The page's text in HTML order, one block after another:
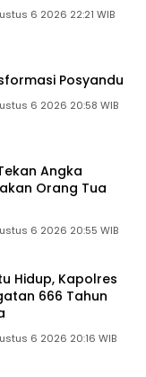
6 2026 22:21 WIB
Posyandu
6 2026 20:58 WIB
Angka
Orang Tua
6 2026 20:55 WIB
Hidup, Kapolres
666 Tahun
6 2026 20:16 WIB